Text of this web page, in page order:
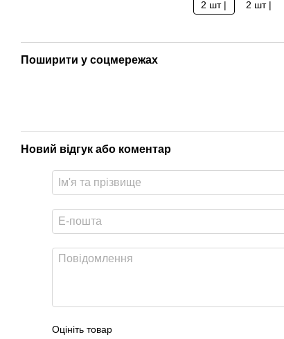
Поширити у соцмережах
Новий відгук або коментар
Оцініть товар